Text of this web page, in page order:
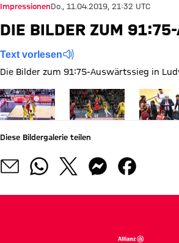
ImpressionenDo., 11.04.2019, 21:32 UTC
DIE BILDER ZUM 91:75-
Text vorlesen
Die Bilder zum 91:75-Auswärtssieg in
Zeige in voller GrößeZeige in voller GrößeZeige in
Diese Bildergalerie teilen